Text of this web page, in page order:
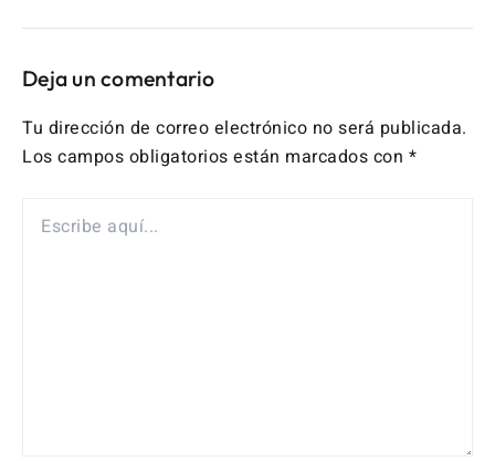
Deja un comentario
Tu dirección de correo electrónico no será publicada.
Los campos obligatorios están marcados con *
AQUÍ...